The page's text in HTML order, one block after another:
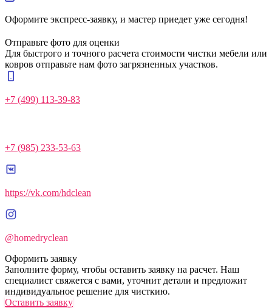
Оформите экспресс-заявку, и мастер приедет уже сегодня!
Отправьте фото для оценки
Для быстрого и точного расчета стоимости чистки мебели или
ковров отправьте нам фото загрязненных участков.
+7 (499) 113-39-83
+7 (985) 233-53-63
https://vk.com/hdclean
@homedryclean
Оформить заявку
Заполните форму, чтобы оставить заявку на расчет. Наш
специалист свяжется с вами, уточнит детали и предложит
индивидуальное решение для чисткию.
Оставить заявку